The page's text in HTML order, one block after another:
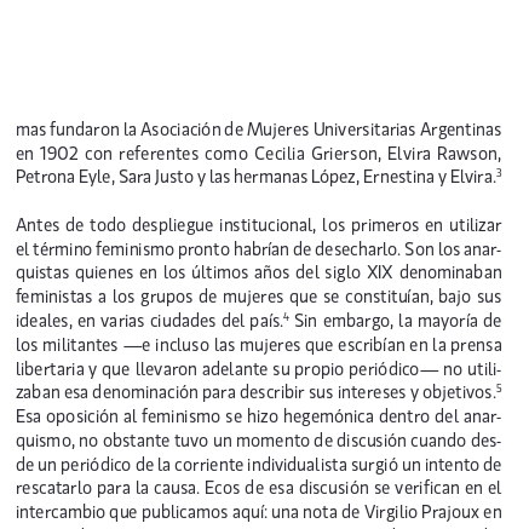
mas fundaron la Asociación de Mujeres Universitarias Argentinas
en 1902 con referentes como Cecilia Grierson, Elvira Rawson,
Petrona Eyle, Sara Justo y las hermanas López, Ernestina y Elvira. 3
Antes de todo despliegue institucional, los primeros en utilizar
el término feminismo pronto habrían de desecharlo. Son los anar-
quistas quienes en los últimos años del siglo XIX denominaban
feministas a los grupos de mujeres que se constituían, bajo sus
ideales, en varias ciudades del país.4 Sin embargo, la mayoría de
los militantes —e incluso las mujeres que escribían en la prensa
libertaria y que llevaron adelante su propio periódico— no utili-
zaban esa denominación para describir sus intereses y objetivos.5
Esa oposición al feminismo se hizo hegemónica dentro del anar-
quismo, no obstante tuvo un momento de discusión cuando des-
de un periódico de la corriente individualista surgió un intento de
rescatarlo para la causa. Ecos de esa discusión se verifican en el
intercambio que publicamos aquí: una nota de Virgilio Prajoux en